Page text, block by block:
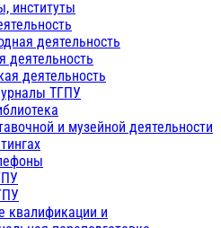
институты
деятельность
деятельность
деятельность
ТГПУ
и музейной деятельности
квалификации и